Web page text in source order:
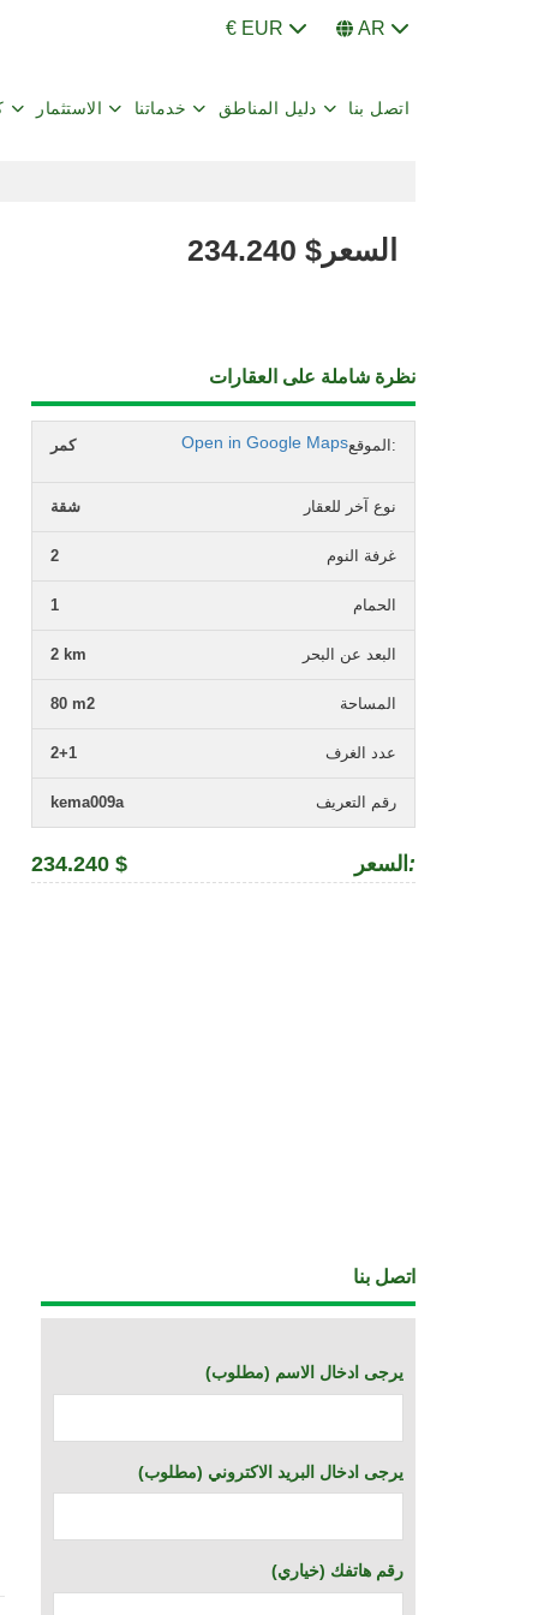
€ EUR AR
الاستثمار خدماتنا دليل المناطق اتصل بنا
السعر 234.240 $
نظرة شاملة على العقارات
الموقع: كمر Open in Google Maps
نوع آخر للعقار شقة
غرفة النوم 2
الحمام 1
البعد عن البحر 2 km
المساحة 80 m2
عدد الغرف 2+1
رقم التعريف kema009a
السعر :
234.240 $
اتصل بنا
(يرجى ادخال الاسم (مطلوب
(يرجى ادخال البريد الاكتروني (مطلوب
(خياري) رقم هاتفك